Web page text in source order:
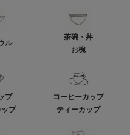
ル
茶碗・丼
お椀
プ
プ
コーヒーカップ
ティーカップ